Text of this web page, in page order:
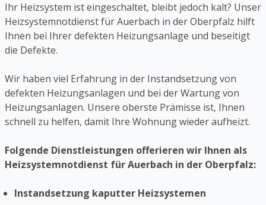
Ihr Heizsystem ist eingeschaltet, bleibt jedoch kalt? Unser
Heizsystemnotdienst für Auerbach in der Oberpfalz hilft
Ihnen bei Ihrer defekten Heizungsanlage und beseitigt
die Defekte.
Wir haben viel Erfahrung in der Instandsetzung von
defekten Heizungsanlagen und bei der Wartung von
Heizungsanlagen. Unsere oberste Prämisse ist, Ihnen
schnell zu helfen, damit Ihre Wohnung wieder aufheizt.
Folgende Dienstleistungen offerieren wir Ihnen als
Heizsystemnotdienst für Auerbach in der Oberpfalz:
Instandsetzung kaputter Heizsystemen